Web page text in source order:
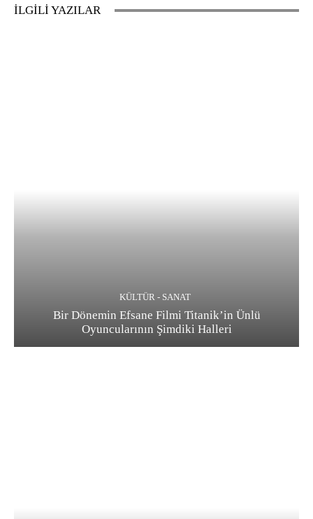
İLGİLİ YAZILAR
KÜLTÜR - SANAT
Bir Dönemin Efsane Filmi Titanik’in Ünlü
Oyuncularının Şimdiki Halleri